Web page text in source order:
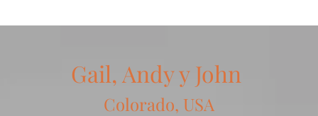
Gail, Andy y John
Colorado, USA